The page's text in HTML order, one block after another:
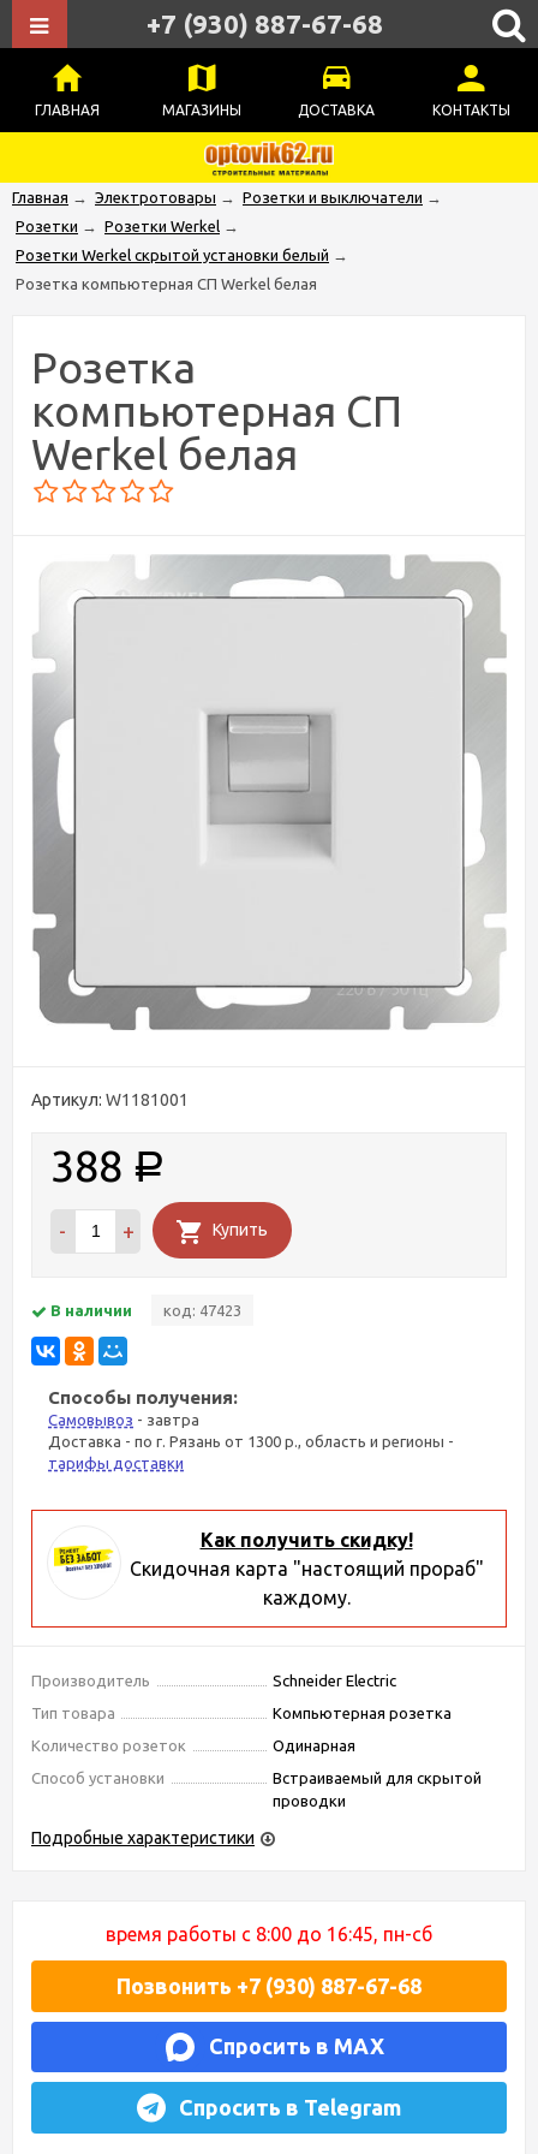
ГЛАВНАЯ МАГАЗИНЫ ДОСТАВКА КОНТАКТЫ
+7 (930) 887-67-68
Главная → Электротовары → Розетки и выключатели →
Розетки → Розетки Werkel →
Розетки Werkel скрытой установки белый →
Розетка компьютерная СП Werkel белая
Розетка
компьютерная СП
Werkel белая
Артикул: W1181001
388 Р
- + Купить
В наличии код: 47423
Способы получения:
Самовывоз - завтра
Доставка - по г. Рязань от 1300 р., область и регионы -
тарифы доставки
Как получить скидку!
Скидочная карта "настоящий прораб"
каждому.
Производитель
Schneider Electric
Тип товара
Компьютерная розетка
Количество розеток
Одинарная
Способ установки
Встраиваемый для скрытой
проводки
Подробные характеристики
время работы с 8:00 до 16:45, пн-сб
Позвонить +7 (930) 887-67-68
Спросить в MAX
Спросить в Telegram